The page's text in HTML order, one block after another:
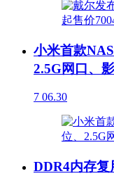
小米首款
2.5G网口、
7 06.30
DDR4内存